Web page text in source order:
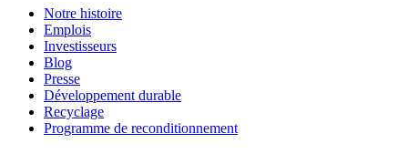
Notre histoire
Emplois
Investisseurs
Blog
Presse
Développement durable
Recyclage
Programme de reconditionnement